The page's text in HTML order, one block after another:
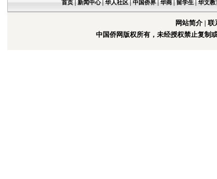
首页| 新闻中心| 华人社区| 中国侨界| 华商| 留学生| 华文教
网站简介| 联
中国侨网版权所有，未经授权禁止复制